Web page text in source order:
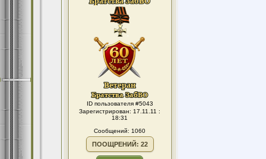
ID пользователя #5043
Зарегистрирован: 17.11.11 :
18:31
Сообщений: 1060
ПООЩРЕНИЙ: 22